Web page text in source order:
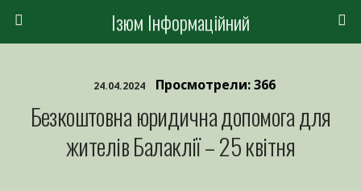
Ізюм Інформаційний
24.04.2024 Просмотрели: 366
Безкоштовна юридична допомога для
жителів Балаклії – 25 квітня